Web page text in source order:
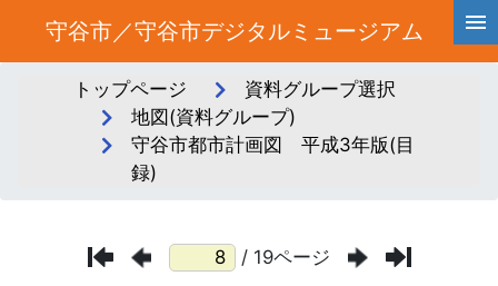
守谷市／守谷市デジタルミュージアム
トップページ
資料グループ選択
地図(資料グループ)
守谷市都市計画図 平成3年版(目
録)
/ 19ページ